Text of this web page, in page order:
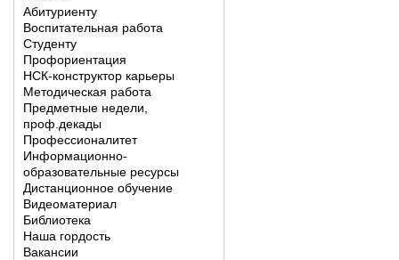
Абитуриенту
Воспитательная работа
Студенту
Профориентация
НСК-конструктор карьеры
Методическая работа
Предметные недели,
проф.декады
Профессионалитет
Информационно-
образовательные ресурсы
Дистанционное обучение
Видеоматериал
Библиотека
Наша гордость
Вакансии